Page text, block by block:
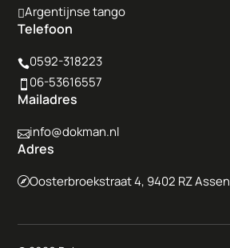
Argentijnse tango
Telefoon
0592-318223
 06-53616557
Mailadres
info@dokman.nl
Adres
Oosterbroekstraat 4, 9402 RZ Assen